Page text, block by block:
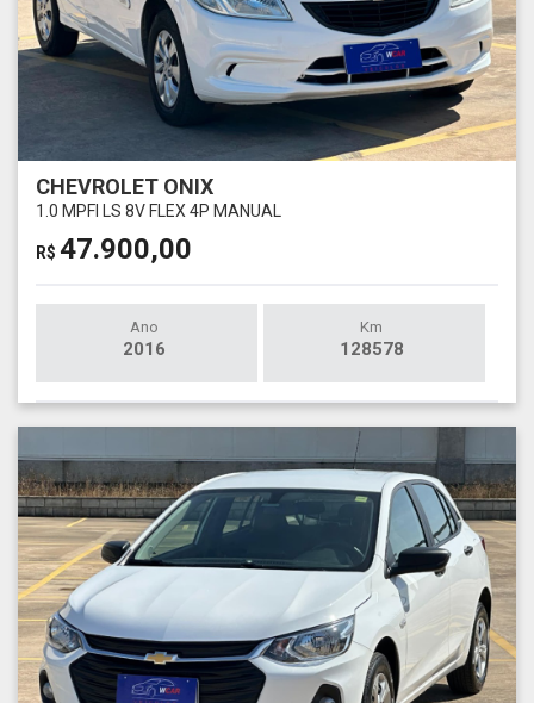
CHEVROLET ONIX
1.0 MPFI LS 8V FLEX 4P MANUAL
R$ 47.900,00
Ano
2016
Km
128578